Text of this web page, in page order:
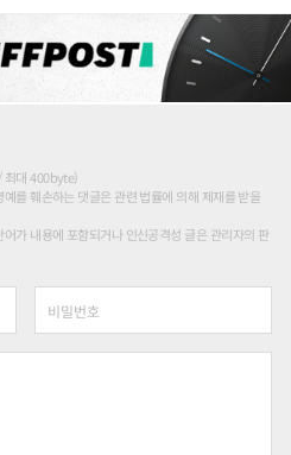
최대 400byte)
를 훼손하는 댓글은 관련 법률에 의해 제재를 받을
가 내용에 포함되거나 인신공격성 글은 관리자의 판